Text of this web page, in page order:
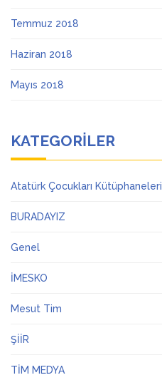
Temmuz 2018
Haziran 2018
Mayıs 2018
KATEGORILER
Atatürk Çocukları Kütüphaneleri
BURADAYIZ
Genel
İMESKO
Mesut Tim
ŞİİR
TİM MEDYA